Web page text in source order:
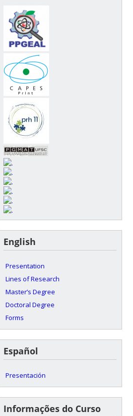
English
Presentation
Lines of Research
Master’s Degree
Doctoral Degree
Forms
Español
Presentación
Informações do Curso